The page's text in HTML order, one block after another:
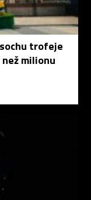
trofeje
milionu